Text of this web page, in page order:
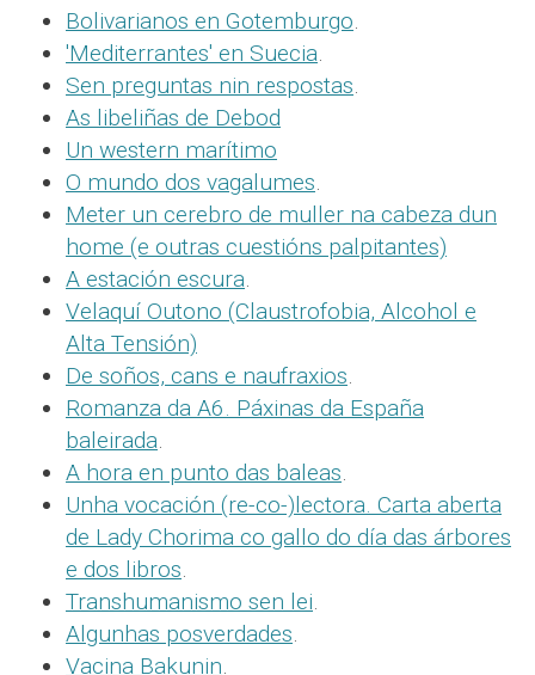
Bolivarianos en Gotemburgo.
'Mediterrantes' en Suecia.
Sen preguntas nin respostas.
As libeliñas de Debod
Un western marítimo
O mundo dos vagalumes.
Meter un cerebro de muller na cabeza dun
home (e outras cuestións palpitantes)
A estación escura.
Velaquí Outono (Claustrofobia, Alcohol e
Alta Tensión)
De soños, cans e naufraxios.
Romanza da A6. Páxinas da España
baleirada.
A hora en punto das baleas.
Unha vocación (re-co-)lectora. Carta aberta
de Lady Chorima co gallo do día das árbores
e dos libros.
Transhumanismo sen lei.
Algunhas posverdades.
Vacina Bakunin.